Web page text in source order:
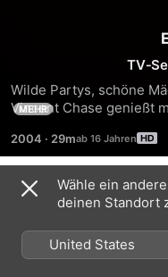
Wilde Partys, schöne
Vincent Chase genießt
Preisgekrönter Kult-
MEHR
2004 · 29m
Staffel 1
Wähle ein
deinen Standort
United States